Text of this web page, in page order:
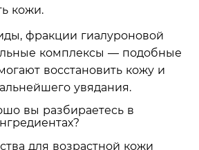
кожи.
фракции гиалуроновой
комплексы — подобные
восстановить кожу и
увядания.
для возрастной кожи